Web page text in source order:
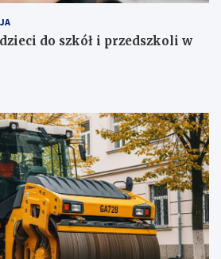
do szkół i przedszkoli w